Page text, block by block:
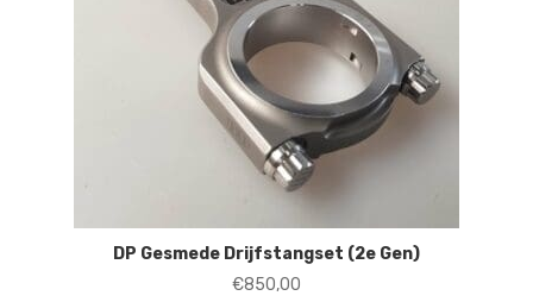
DP Gesmede Drijfstangset (2e Gen)
€850,00